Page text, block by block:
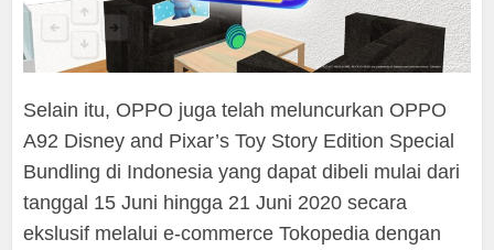
Selain itu, OPPO juga telah meluncurkan OPPO
A92 Disney and Pixar’s Toy Story Edition Special
Bundling di Indonesia yang dapat dibeli mulai dari
tanggal 15 Juni hingga 21 Juni 2020 secara
ekslusif melalui e-commerce Tokopedia dengan